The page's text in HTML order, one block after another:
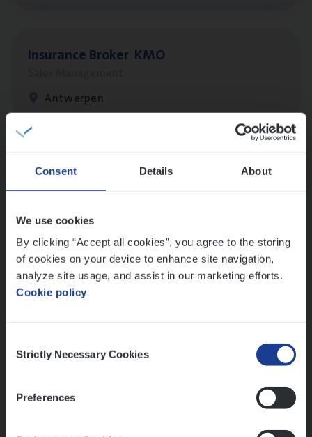
Consent Details About
We use cookies
By clicking “Accept all cookies”, you agree to the storing
of cookies on your device to enhance site navigation,
analyze site usage, and assist in our marketing efforts.
Cookie policy
Selection
Strictly Necessary Cookies
Preferences
Insu­ran­ce Bro­ker KMO
Antwerpen
Lees onze verhalen
Meer dan collega’s: hoe Julie en Aurélie elkaar
Mathias houdt van diepgaande dossiers én droge
humor
Thalia zoekt graag oplossingen, in games én op het
werk
Ons sollicitatieproces